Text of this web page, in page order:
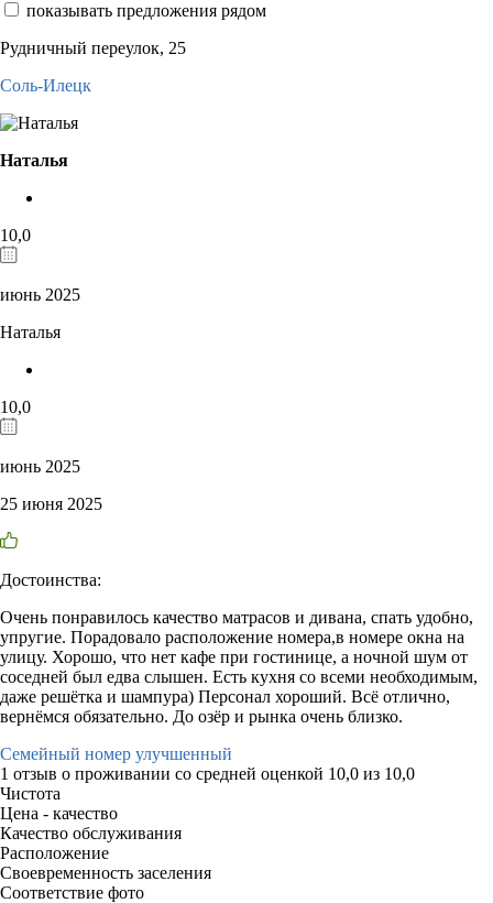
показывать предложения рядом
Рудничный переулок, 25
Соль-Илецк
Наталья
10,0
июнь 2025
Наталья
10,0
июнь 2025
25 июня 2025
Достоинства:
Очень понравилось качество матрасов и дивана, спать удобно,
упругие. Порадовало расположение номера,в номере окна на
улицу. Хорошо, что нет кафе при гостинице, а ночной шум от
соседней был едва слышен. Есть кухня со всеми необходимым,
даже решётка и шампура) Персонал хороший. Всё отлично,
вернёмся обязательно. До озёр и рынка очень близко.
Семейный номер улучшенный
1 отзыв о проживании со средней оценкой 10,0 из 10,0
Чистота
Цена - качество
Качество обслуживания
Расположение
Своевременность заселения
Соответствие фото